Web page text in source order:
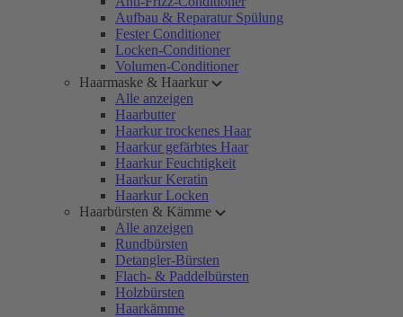
Aufbau & Reparatur Spülung
Fester Conditioner
Locken-Conditioner
Volumen-Conditioner
Haarmaske & Haarkur
Alle anzeigen
Haarbutter
Haarkur trockenes Haar
Haarkur gefärbtes Haar
Haarkur Feuchtigkeit
Haarkur Keratin
Haarkur Locken
Haarbürsten & Kämme
Alle anzeigen
Rundbürsten
Detangler-Bürsten
Flach- & Paddelbürsten
Holzbürsten
Haarkämme